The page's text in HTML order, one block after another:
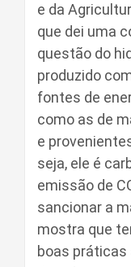
e da
que dei uma
questão do
produzido
fontes de
como as de
e
seja, ele é
emissão de
sancionar a
mostra que
boas práticas